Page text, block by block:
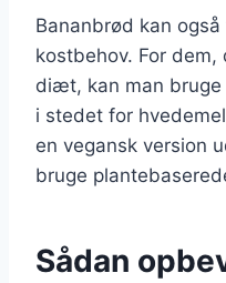
Bananbrød kan
kostbehov. For
diæt, kan man bruge
i stedet for
en vegansk version
bruge
Sådan